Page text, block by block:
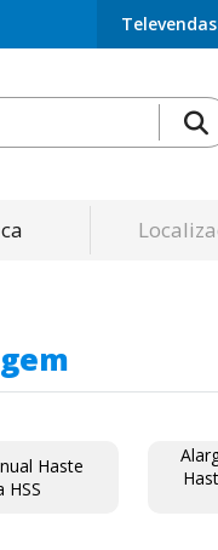
Televendas
Haste
HSS